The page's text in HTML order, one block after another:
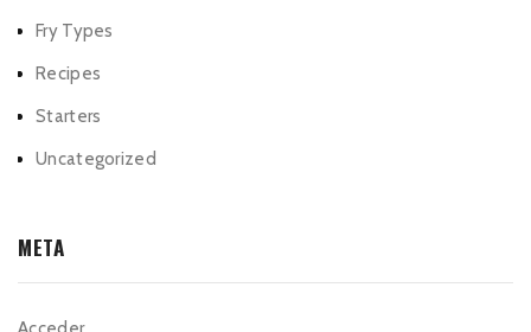
Fry Types
Recipes
Starters
Uncategorized
META